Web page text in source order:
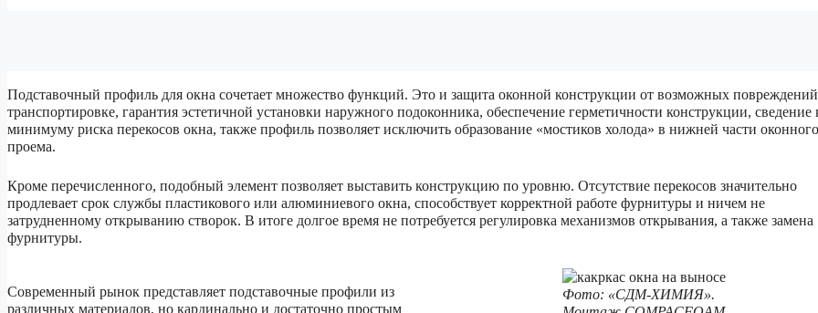
Подставочный профиль для окна сочетает множество функций. Это и защита оконной конструкции от возможных
транспортировке, гарантия эстетичной установки наружного подоконника, обеспечение герметичности конструкции, сведение
минимуму риска перекосов окна, также профиль позволяет исключить образование «мостиков холода» в нижней части оконного
проема.
Кроме перечисленного, подобный элемент позволяет выставить конструкцию по уровню. Отсутствие перекосов значительно
продлевает срок службы пластикового или алюминиевого окна, способствует корректной работе фурнитуры и ничем не
затрудненному открыванию створок. В итоге долгое время не потребуется регулировка механизмов открывания, а также замена
фурнитуры.
Современный рынок представляет подставочные профили из
различных материалов, но кардинально и достаточно простым
Фото: «СДМ-ХИМИЯ».